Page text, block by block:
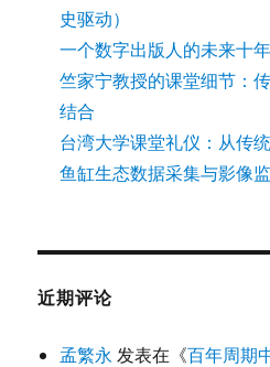
史驱动）
一个数字出版人的未来十年
竺家宁教授的课堂细节：
结合
台湾大学课堂礼仪：从传
鱼缸生态数据采集与影像
近期评论
孟繁永 发表在《百年周期